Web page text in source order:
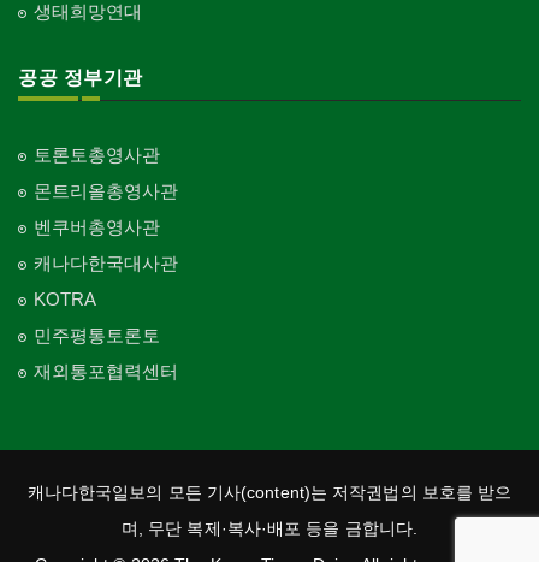
생태희망연대
공공 정부기관
토론토총영사관
몬트리올총영사관
벤쿠버총영사관
캐나다한국대사관
KOTRA
민주평통토론토
재외통포협력센터
캐나다한국일보의 모든 기사(content)는 저작권법의 보호를 받으
며, 무단 복제·복사·배포 등을 금합니다.